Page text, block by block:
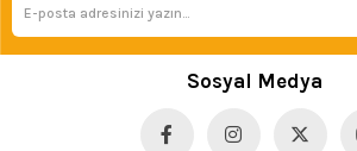
Sosyal Medya